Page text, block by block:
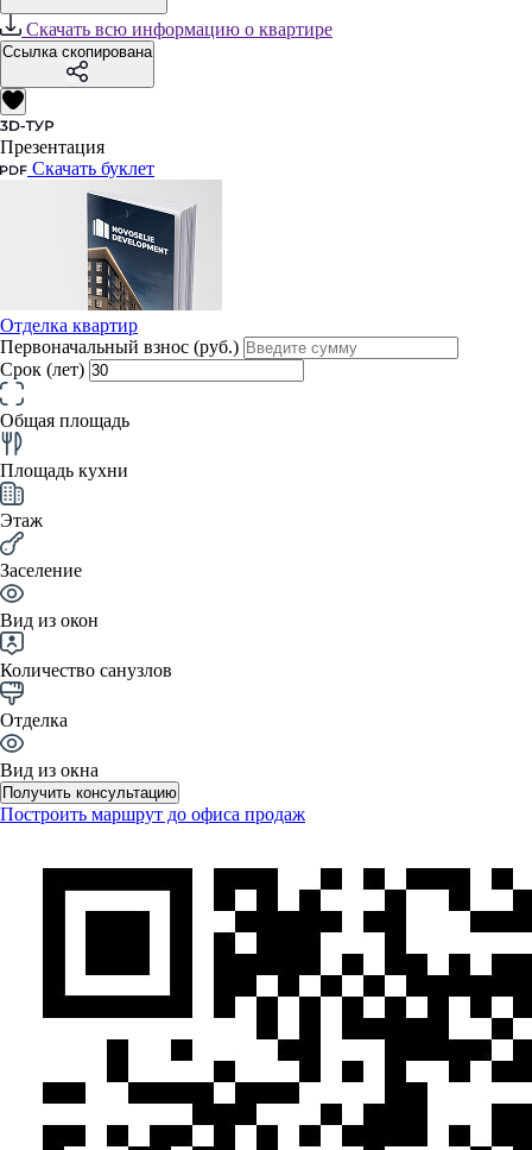
Скачать всю информацию о квартире
Ссылка скопирована
Презентация
Скачать буклет
Отделка квартир
Первоначальный взнос (руб.)
Срок (лет)
Общая площадь
Площадь кухни
Этаж
Заселение
Вид из окон
Количество санузлов
Отделка
Вид из окна
Получить консультацию
Построить маршрут до офиса продаж